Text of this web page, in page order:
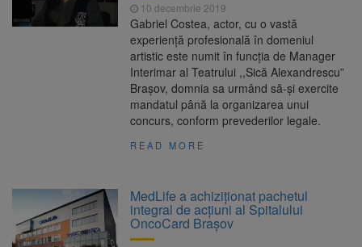
10 decembrie 2019
Gabriel Costea, actor, cu o vastă
experiență profesională în domeniul
artistic este numit în funcția de Manager
Interimar al Teatrului ,,Sică Alexandrescu”
Braşov, domnia sa urmând să-și exercite
mandatul până la organizarea unui
concurs, conform prevederilor legale.
READ MORE
MedLife a achiziţionat pachetul
integral de acţiuni al Spitalului
OncoCard Braşov